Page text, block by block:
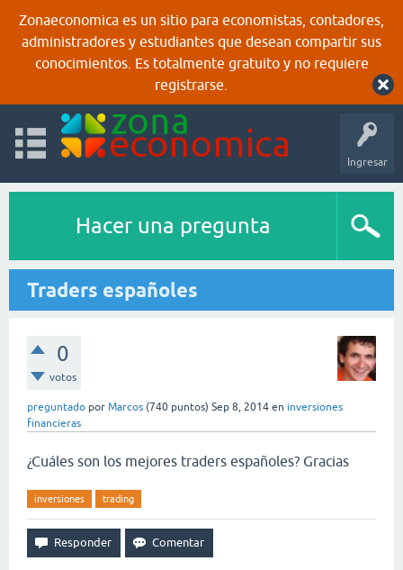
Zonaeconomica es un sitio para economistas, contadores,
administradores y estudiantes que desean compartir sus
conocimientos. Es totalmente gratuito y no requiere
registrarse.
Ingresar
Hacer una pregunta
Traders españoles
0
votos
preguntado por Marcos (740 puntos) Sep 8, 2014 en inversiones
financieras
¿Cuáles son los mejores traders españoles? Gracias
inversiones trading